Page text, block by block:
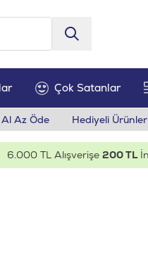
Çok Satanlar
Az Öde Hediyeli Ürünler
TL Alışverişe200 TLİndirim